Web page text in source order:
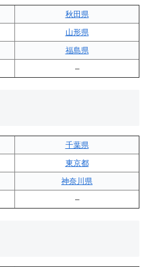
秋田県
山形県
福島県
–
千葉県
東京都
神奈川県
–